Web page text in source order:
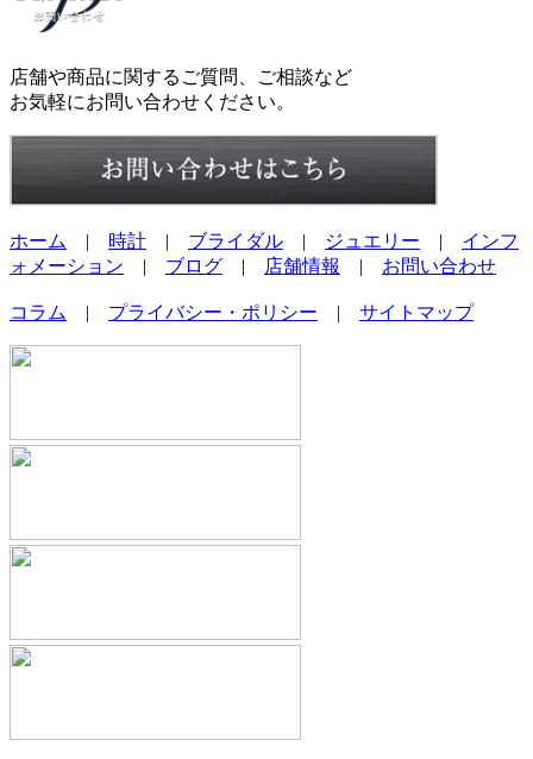
店舗や商品に関するご質問、ご相談など
お気軽にお問い合わせください。
ホーム | 時計 | ブライダル | ジュエリー | インフ
ォメーション | ブログ | 店舗情報 | お問い合わせ
コラム | プライバシー・ポリシー | サイトマップ